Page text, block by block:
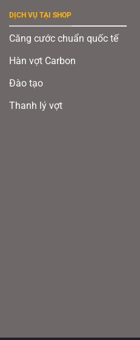
DỊCH VỤ TẠI SHOP
Căng cước chuẩn quốc tế
Hàn vợt Carbon
Đào tạo
Thanh lý vợt